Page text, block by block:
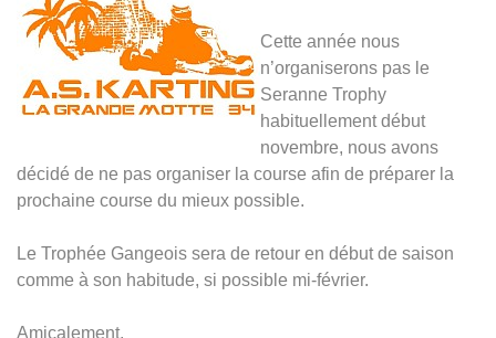
Cette année nous
n’organiserons pas le
Seranne Trophy
habituellement début
novembre, nous avons
décidé de ne pas organiser la course afin de préparer la
prochaine course du mieux possible.
Le Trophée Gangeois sera de retour en début de saison
comme à son habitude, si possible mi-février.
Amicalement,